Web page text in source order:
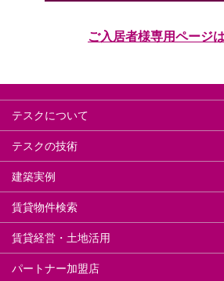
ご入居者様専用ページ
テスクについて
テスクの技術
建築実例
賃貸物件検索
賃貸経営・土地活用
パートナー加盟店